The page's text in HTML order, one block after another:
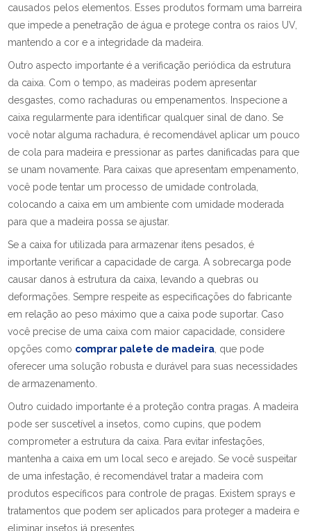
causados pelos elementos. Esses produtos formam uma barreira
que impede a penetração de água e protege contra os raios UV,
mantendo a cor e a integridade da madeira.
Outro aspecto importante é a verificação periódica da estrutura
da caixa. Com o tempo, as madeiras podem apresentar
desgastes, como rachaduras ou empenamentos. Inspecione a
caixa regularmente para identificar qualquer sinal de dano. Se
você notar alguma rachadura, é recomendável aplicar um pouco
de cola para madeira e pressionar as partes danificadas para que
se unam novamente. Para caixas que apresentam empenamento,
você pode tentar um processo de umidade controlada,
colocando a caixa em um ambiente com umidade moderada
para que a madeira possa se ajustar.
Se a caixa for utilizada para armazenar itens pesados, é
importante verificar a capacidade de carga. A sobrecarga pode
causar danos à estrutura da caixa, levando a quebras ou
deformações. Sempre respeite as especificações do fabricante
em relação ao peso máximo que a caixa pode suportar. Caso
você precise de uma caixa com maior capacidade, considere
opções como comprar palete de madeira , que pode
oferecer uma solução robusta e durável para suas necessidades
de armazenamento.
Outro cuidado importante é a proteção contra pragas. A madeira
pode ser suscetível a insetos, como cupins, que podem
comprometer a estrutura da caixa. Para evitar infestações,
mantenha a caixa em um local seco e arejado. Se você suspeitar
de uma infestação, é recomendável tratar a madeira com
produtos específicos para controle de pragas. Existem sprays e
tratamentos que podem ser aplicados para proteger a madeira e
eliminar insetos já presentes.